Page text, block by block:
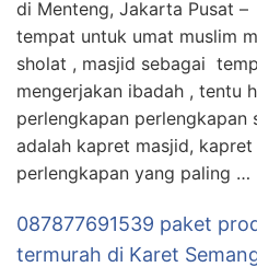
di Menteng, Jakarta Pusat
tempat untuk umat muslim
sholat , masjid sebagai
mengerjakan ibadah , tentu
perlengkapan perlengkapan
adalah kapret masjid,
perlengkapan yang paling …
087877691539 paket
termurah di Karet